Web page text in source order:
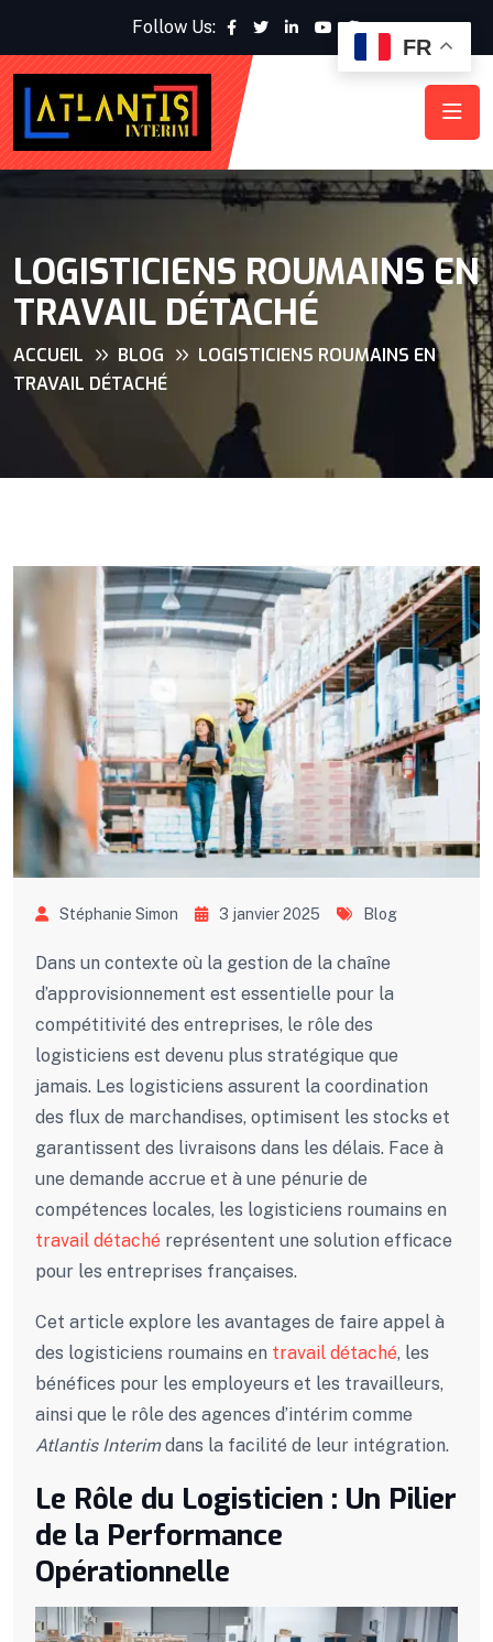
Follow Us:
LOGISTICIENS ROUMAINS EN
TRAVAIL DÉTACHÉ
ACCUEIL BLOG
LOGISTICIENS ROUMAINS EN
TRAVAIL DÉTACHÉ
Stéphanie Simon 3 janvier 2025 Blog
Dans un contexte où la gestion de la chaîne
d’approvisionnement est essentielle pour la
compétitivité des entreprises, le rôle des
logisticiens est devenu plus stratégique que
jamais. Les logisticiens assurent la coordination
des flux de marchandises, optimisent les stocks et
garantissent des livraisons dans les délais. Face à
une demande accrue et à une pénurie de
compétences locales, les logisticiens roumains en
travail détaché représentent une solution efficace
pour les entreprises françaises.
Cet article explore les avantages de faire appel à
des logisticiens roumains en travail détaché, les
bénéfices pour les employeurs et les travailleurs,
ainsi que le rôle des agences d’intérim comme
Atlantis Interimdans la facilité de leur intégration.
Le Rôle du Logisticien : Un Pilier
de la Performance
Opérationnelle
FR